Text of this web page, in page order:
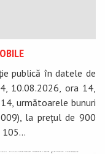
publică în datele de
10.08.2026, ora 14,
următoarele bunuri
la prețul de 900
105...